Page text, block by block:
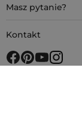
Masz pytanie?
Kontakt